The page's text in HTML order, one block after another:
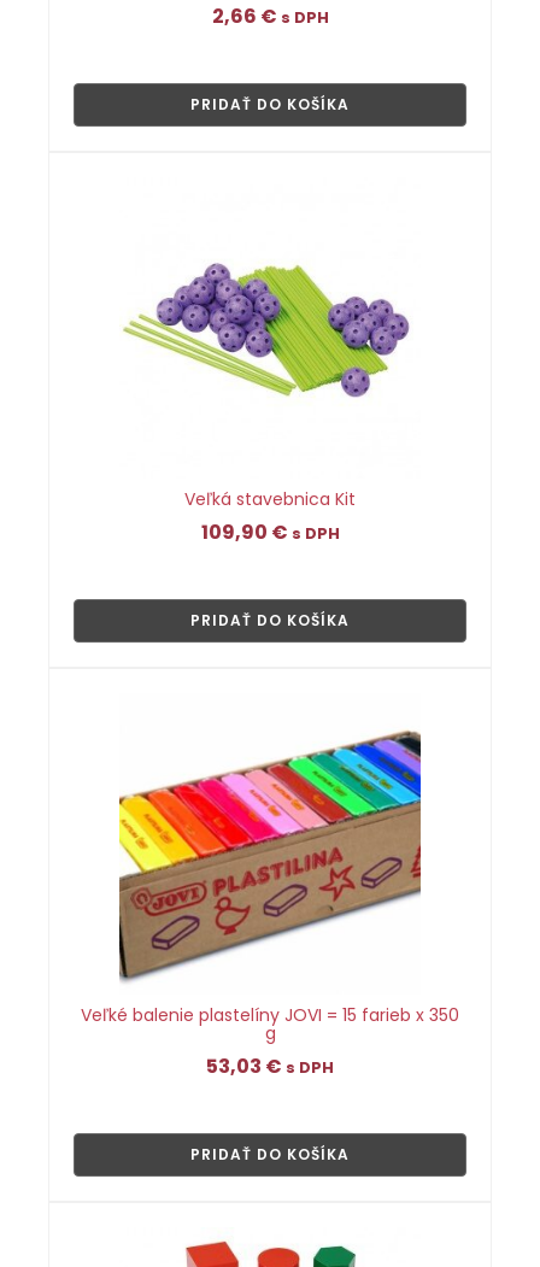
2,66 € s DPH
PRIDAŤ DO KOŠÍKA
Veľká stavebnica Kit
109,90 € s DPH
PRIDAŤ DO KOŠÍKA
Veľké balenie plastelíny JOVI = 15 farieb x 350
g
53,03 € s DPH
PRIDAŤ DO KOŠÍKA